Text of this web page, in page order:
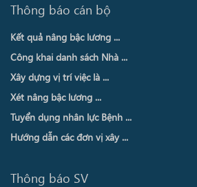
Thông báo cán bộ
Kết quả nâng bậc lương ...
Công khai danh sách Nhà ...
Xây dựng vị trí việc là ...
Xét nâng bậc lương ...
Tuyển dụng nhân lực Bệnh ...
Hướng dẫn các đơn vị xây ...
Thông báo SV